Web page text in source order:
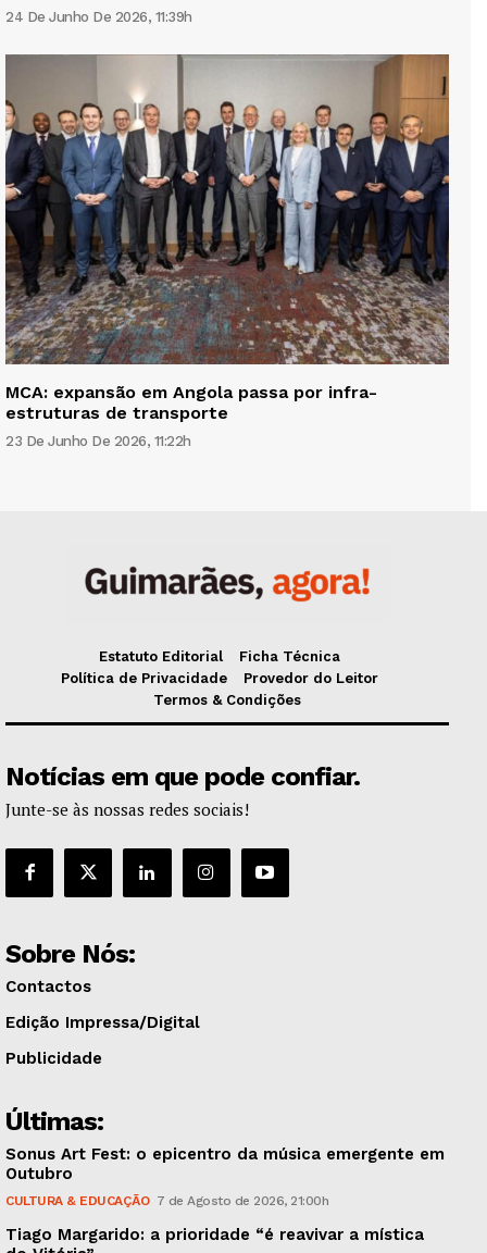
24 De Junho De 2026, 11:39h
MCA: expansão em Angola passa por infra-
estruturas de transporte
23 De Junho De 2026, 11:22h
Estatuto Editorial
Ficha Técnica
Política de Privacidade
Provedor do Leitor
Termos & Condições
Notícias em que pode confiar.
Junte-se às nossas redes sociais!
Sobre Nós:
Contactos
Edição Impressa/Digital
Publicidade
Últimas:
Sonus Art Fest: o epicentro da música emergente em
Outubro
CULTURA & EDUCAÇÃO 7 de Agosto de 2026, 21:00h
Tiago Margarido: a prioridade “é reavivar a mística